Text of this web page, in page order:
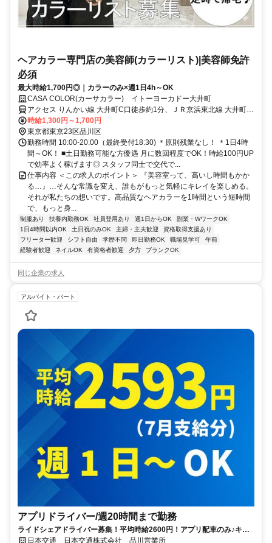
ヘアカラー専門店の美容師(カラーリスト)|美容師免許
必須
最大時給1,700円◎｜カラーのみ×週1日4h～OK
CASA COLOR(カーサカラー) イトーヨーカドー大井町
アクセス りんかい線 大井町C口徒歩約1分、ＪＲ京浜東北線 大井町C
口徒歩約1分、東急大井町線 大井町C口徒歩約1分 大井町駅(りんかい
線)1分、大井町駅(JR在来線)1分、大井町駅(東急電鉄)1分
時給1,300円～1,700円
東京都東京23区品川区
勤務時間 10:00‐20:00（最終受付18:30) ＊原則残業なし！ ＊1日4時
間～OK！ ■土日勤務可能な方優遇 月に数回程度でOK！時給100円UP
で効率よく稼げます◎ スタッフ同士で交代で...
仕事内容 ＜この求人のポイント＞ 『美容室って、高いし時間もかか
る…』…そんな常識を変え、誰もがもっと気軽にキレイを楽しめる。
それが私たちの想いです。高品質なヘアカラーを1時間という短時間
で、もっと身...
制服あり 扶養内勤務OK 社員登用あり 週1日からOK
副業・WワークOK
1日4時間以内OK
土日祝のみOK 主婦・主夫歓迎
資格取得支援あり
フリーター歓迎
シフト自由 学歴不問 即日勤務OK 職場見学可
午前
経験者歓迎
ネイルOK 有資格者歓迎 夕方 ブランクOK
同じ企業の求人
アルバイト・パート
アプリドライバー/週20時間まで勤務
ライドシェアドライバー募集！平均時給2600円！アプリ配車のみ♪キャ
ッシュレス決済でかんたん
日本交通 日本交通株式会社 品川営業所